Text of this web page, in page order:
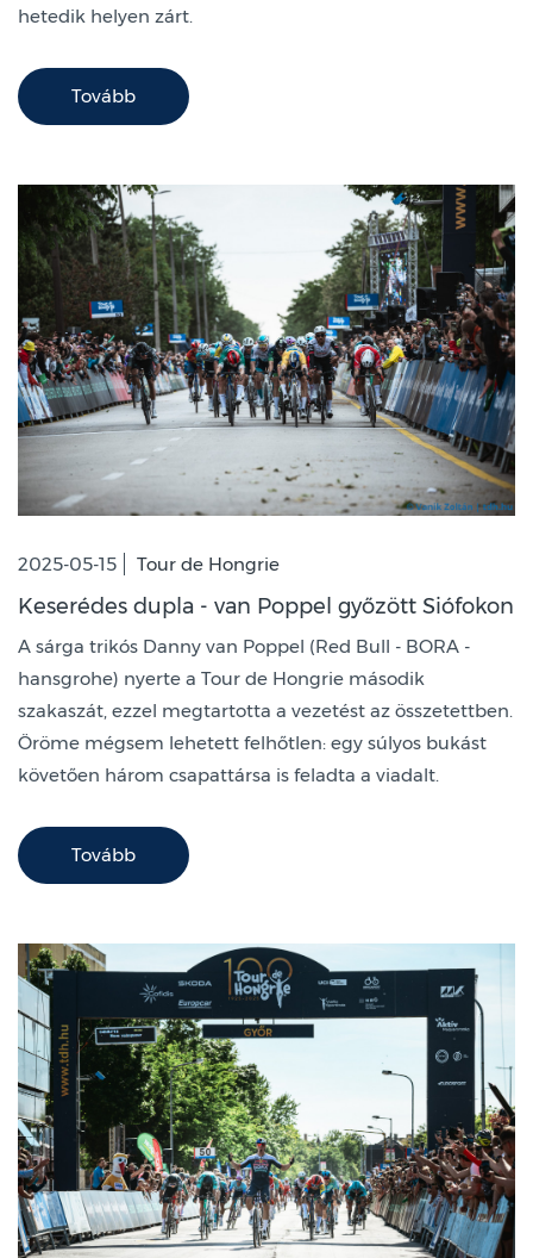
hetedik helyen zárt.
Tovább
2025-05-15 Tour de Hongrie
Keserédes dupla - van Poppel győzött Siófokon
A sárga trikós Danny van Poppel (Red Bull - BORA -
hansgrohe) nyerte a Tour de Hongrie második
szakaszát, ezzel megtartotta a vezetést az összetettben.
Öröme mégsem lehetett felhőtlen: egy súlyos bukást
követően három csapattársa is feladta a viadalt.
Tovább